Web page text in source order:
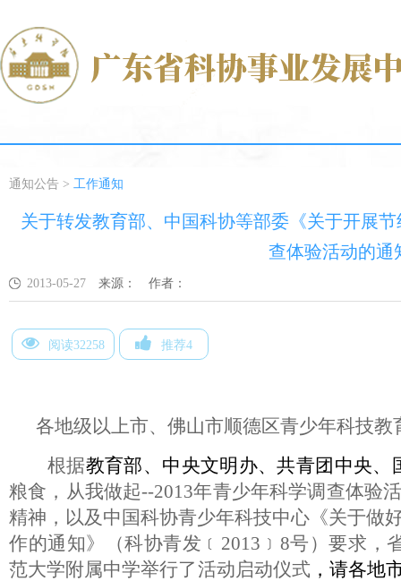
通知公告 > 工作通知
关于转发教育部、中国科协等部委《关于开展
查体验活动的通
2013-05-27 来源： 作者：
阅读32258 推荐4
各地级以上市、佛山市顺德区青少年科技
根据教育部、中央文明办、共青团中央、
粮食，从我做起--2013年青少年科学调查体验
精神，以及中国科协青少年科技中心《关于做
作的通知》（科协青发 ﹝ 2013 ﹞ 8号）要求，
范大学附属中学举行了活动启动仪式 ，请各地